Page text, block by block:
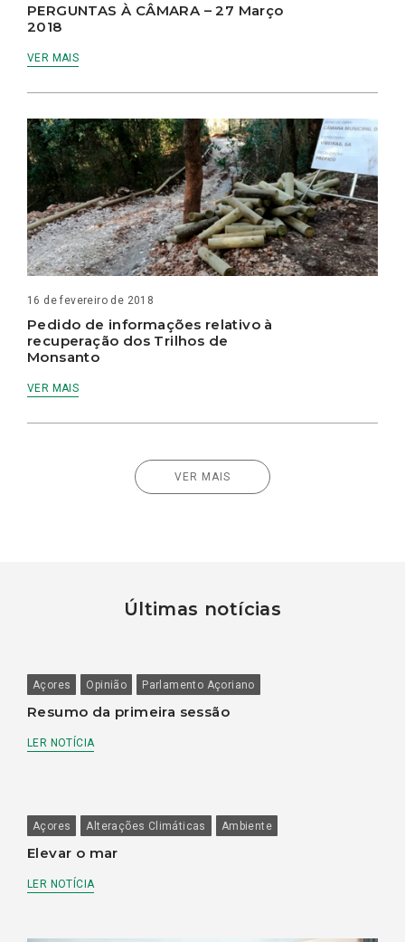
PERGUNTAS À CÂMARA – 27 Março
2018
VER MAIS
16 de fevereiro de 2018
Pedido de informações relativo à
recuperação dos Trilhos de
Monsanto
VER MAIS
VER MAIS
Últimas notícias
Açores Opinião Parlamento Açoriano
Resumo da primeira sessão
LER NOTÍCIA
Açores Alterações Climáticas Ambiente
Elevar o mar
LER NOTÍCIA